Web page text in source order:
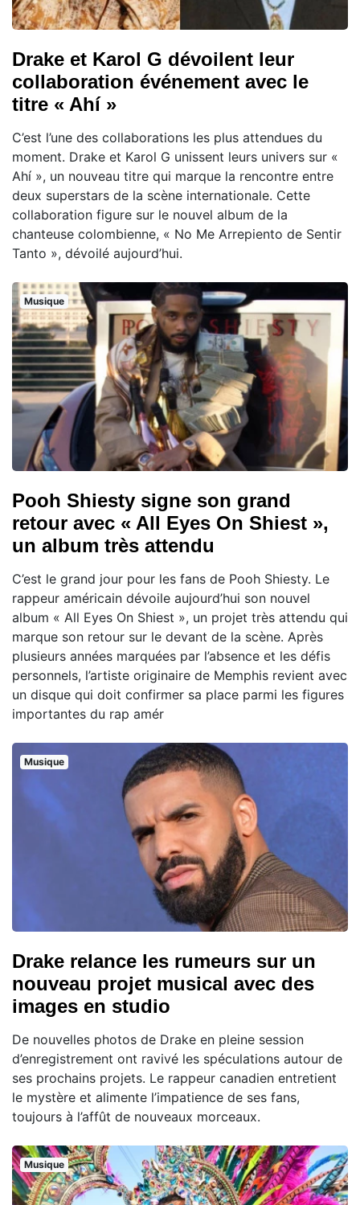
Drake et Karol G dévoilent leur
collaboration événement avec le
titre « Ahí »
C’est l’une des collaborations les plus attendues du
moment. Drake et Karol G unissent leurs univers sur «
Ahí », un nouveau titre qui marque la rencontre entre
deux superstars de la scène internationale. Cette
collaboration figure sur le nouvel album de la
chanteuse colombienne, « No Me Arrepiento de Sentir
Tanto », dévoilé aujourd’hui.
Musique
Pooh Shiesty signe son grand
retour avec « All Eyes On Shiest »,
un album très attendu
C’est le grand jour pour les fans de Pooh Shiesty. Le
rappeur américain dévoile aujourd’hui son nouvel
album « All Eyes On Shiest », un projet très attendu qui
marque son retour sur le devant de la scène. Après
plusieurs années marquées par l’absence et les défis
personnels, l’artiste originaire de Memphis revient avec
un disque qui doit confirmer sa place parmi les figures
importantes du rap amér
Musique
Drake relance les rumeurs sur un
nouveau projet musical avec des
images en studio
De nouvelles photos de Drake en pleine session
d’enregistrement ont ravivé les spéculations autour de
ses prochains projets. Le rappeur canadien entretient
le mystère et alimente l’impatience de ses fans,
toujours à l’affût de nouveaux morceaux.
Musique